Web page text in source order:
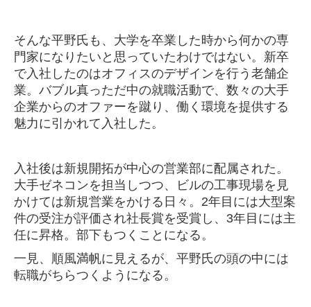
そんな平野氏も、大学を卒業した時から何かの専
門家になりたいと思っていたわけではない。新卒
で入社したのはオフィスのデザインを行う老舗企
業。バブル真っただ中の就職活動で、数々の大手
企業からのオファーを蹴り、働く環境を提供する
魅力に引かれて入社した。
入社後は新規開拓が中心の営業部に配属された。
大手ゼネコンを担当しつつ、ビルの工事現場を見
かけては新規営業をかける日々。2年目には大型案
件の受注が評価され社長賞を受賞し、3年目には主
任に昇格。部下もつくことになる。
一見、順風満帆に見えるが、平野氏の頭の中には
転職がちらつくようになる。